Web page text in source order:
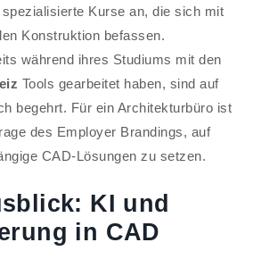
Kurse an, die sich mit
Konstruktion befassen.
während ihres Studiums mit den
Tools gearbeitet haben, sind auf
begehrt. Für ein Architekturbüro ist
des Employer Brandings, auf
CAD-Lösungen zu setzen.
KI und
in CAD